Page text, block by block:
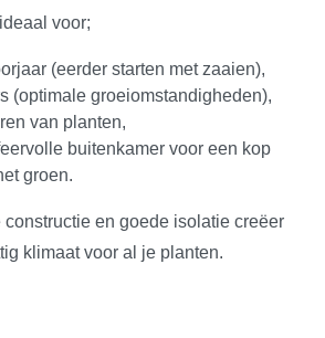
voor;
(eerder starten met zaaien),
(optimale groeiomstandigheden),
van planten,
buitenkamer voor een kop
groen.
en goede isolatie creëer
klimaat voor al je planten.